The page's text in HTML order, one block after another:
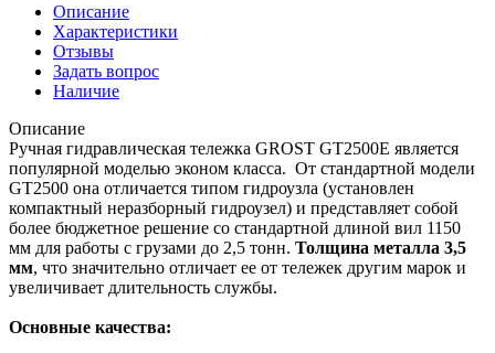
Описание
Характеристики
Отзывы
Задать вопрос
Наличие
Описание
Ручная гидравлическая тележка GROST GT2500E является
популярной моделью эконом класса. От стандартной модели
GT2500 она отличается типом гидроузла (установлен
компактный неразборный гидроузел) и представляет собой
более бюджетное решение со стандартной длиной вил 1150
мм для работы с грузами до 2,5 тонн. Толщина металла 3,5
мм, что значительно отличает ее от тележек другим марок и
увеличивает длительность службы.
Основные качества: